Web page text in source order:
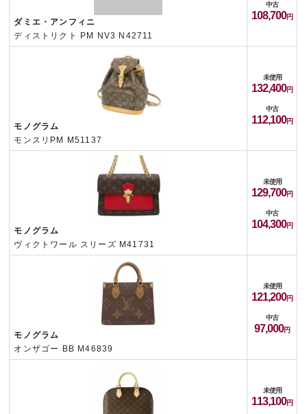
ダミエ・アンフィニ
ディストリクト PM NV3 N42711
中古
108,700
モノグラム
モンスリPM M51137
未使用
132,400
中古
112,100
モノグラム
ヴィクトワール スリーズ M41731
未使用
129,700
中古
104,300
モノグラム
オンザゴー BB M46839
未使用
121,200
中古
97,000
未使用
113,100